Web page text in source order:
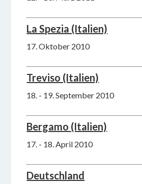
La Spezia (Italien)
17. Oktober 2010
Treviso (Italien)
18. - 19. September 2010
Bergamo (Italien)
17. - 18. April 2010
Deutschland